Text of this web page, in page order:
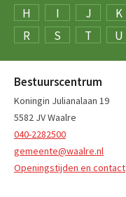
H
I J K
R
S T U
Bestuurscentrum
Koningin Julianalaan 19
5582 JV Waalre
040-2282500
gemeente@waalre.nl
Openingstijden en contact